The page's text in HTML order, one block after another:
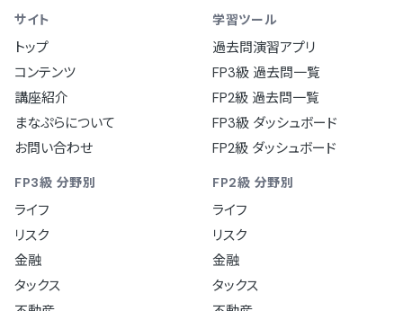
サイト
トップ
コンテンツ
講座紹介
まなぷらについて
お問い合わせ
学習ツール
過去問演習アプリ
FP3級 過去問一覧
FP2級 過去問一覧
FP3級 ダッシュボード
FP2級 ダッシュボード
FP3級 分野別
ライフ
リスク
金融
タックス
FP2級 分野別
ライフ
リスク
金融
タックス